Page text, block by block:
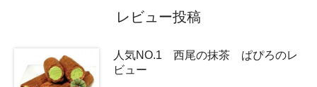
レビュー投稿
人気NO.1 西尾の抹茶 ぱぴろのレ
ビュー